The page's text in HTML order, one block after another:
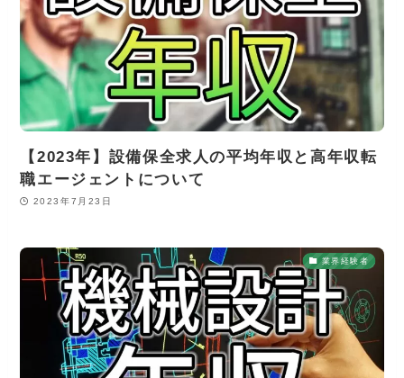
【2023年】設備保全求人の平均年収と高年収転
職エージェントについて
2023年7月23日
業界経験者